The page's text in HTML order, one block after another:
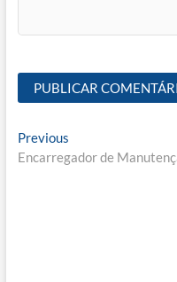
Navegação
de
PreviousPrevious
post:
Encarregador de